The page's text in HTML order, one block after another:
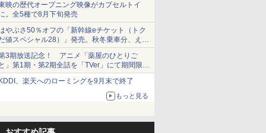
映の歴代オープニング映像がカプセルトイ
。全5種で8月下旬発売
やぶさ50％オフの「新幹線eチケット（トク
値スペシャル28）」発売。秋冬乗車分、えき
っと限定
3期放送記念！ アニメ「薬屋のひとりご
」第1期・第2期全話を「TVer」にて期間限定
順次無料配信開始
、楽天へのローミングを9月末で終了
もっと見る